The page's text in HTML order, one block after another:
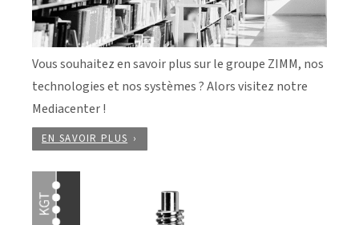
Vous souhaitez en savoir plus sur le groupe ZIMM, nos
technologies et nos systèmes ? Alors visitez notre
Mediacenter !
EN SAVOIR PLUS